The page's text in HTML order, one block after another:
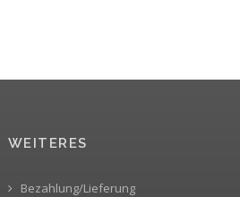
WEITERES
Bezahlung/Lieferung